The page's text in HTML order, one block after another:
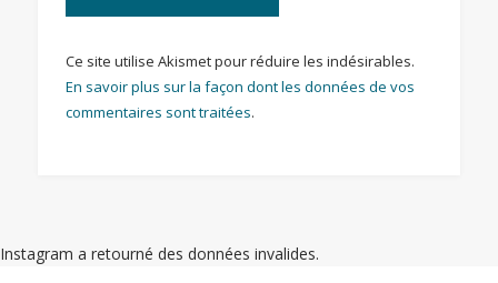
Ce site utilise Akismet pour réduire les indésirables.
En savoir plus sur la façon dont les données de vos
commentaires sont traitées.
Instagram a retourné des données invalides.